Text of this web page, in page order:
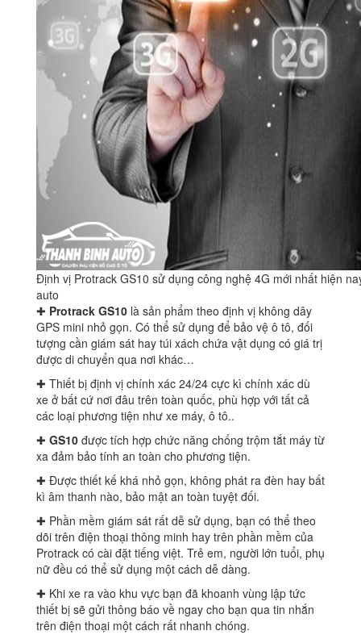
Định vị Protrack GS10 sử dụng công nghệ 4G mới nhất hiện
auto
✚ Protrack GS10 là sản phẩm theo định vị không dây
GPS mini nhỏ gọn. Có thể sử dụng để bảo vệ ô tô, đối
tượng cần giám sát hay túi xách chứa vật dụng có giá trị
được di chuyển qua nơi khác…
✚ Thiết bị định vị chính xác 24/24 cực kì chính xác dù
xe ở bất cứ nơi đâu trên toàn quốc, phù hợp với tất cả
các loại phương tiện như xe máy, ô tô..
✚ GS10 được tích hợp chức năng chống trộm tắt máy từ
xa đảm bảo tính an toàn cho phương tiện.
✚ Được thiết kế khá nhỏ gọn, không phát ra đèn hay bất
kì âm thanh nào, bảo mật an toàn tuyệt đối.
✚ Phần mềm giám sát rất dễ sử dụng, bạn có thể theo
dõi trên điện thoại thông minh hay trên phần mềm của
Protrack có cài đặt tiếng việt. Trẻ em, người lớn tuổi, phụ
nữ đều có thể sử dụng một cách dễ dàng.
✚ Khi xe ra vào khu vực bạn đã khoanh vùng lập tức
thiết bị sẽ gửi thông báo về ngay cho bạn qua tin nhắn
trên điện thoại một cách rất nhanh chóng.